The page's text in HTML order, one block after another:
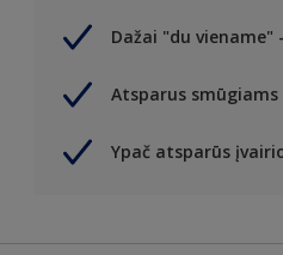
Dažai "du
Atsparus
Ypač atsparūs